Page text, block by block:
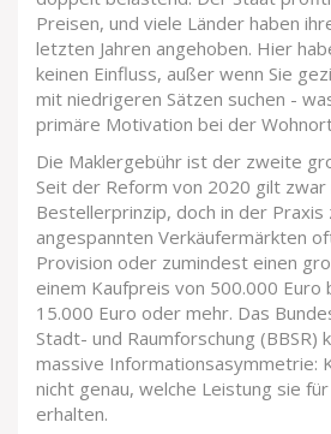
Preisen, und viele Länder haben
letzten Jahren angehoben. Hier
keinen Einfluss, außer wenn Sie
mit niedrigeren Sätzen suchen -
primäre Motivation bei der
Die Maklergebühr ist der zweite
Seit der Reform von 2020 gilt zwar
Bestellerprinzip, doch in der Praxis
angespannten Verkäufermärkten
Provision oder zumindest einen
einem Kaufpreis von 500.000 Euro
15.000 Euro oder mehr. Das
Stadt- und Raumforschung (BBSR)
massive Informationsasymmetrie:
nicht genau, welche Leistung sie
erhalten.